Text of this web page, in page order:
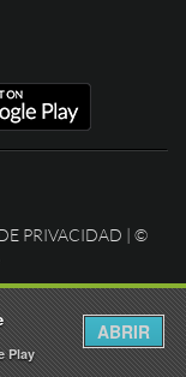
PRIVACIDAD | ©
Play
ABRIR